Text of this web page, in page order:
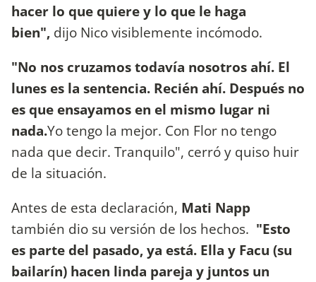
hacer lo que quiere y lo que le haga
bien", dijo Nico visiblemente incómodo.
"No nos cruzamos todavía nosotros ahí. El
lunes es la sentencia. Recién ahí. Después no
es que ensayamos en el mismo lugar ni
nada.Yo tengo la mejor. Con Flor no tengo
nada que decir. Tranquilo", cerró y quiso huir
de la situación.
Antes de esta declaración, Mati Napp
también dio su versión de los hechos. "Esto
es parte del pasado, ya está. Ella y Facu (su
bailarín) hacen linda pareja y juntos un